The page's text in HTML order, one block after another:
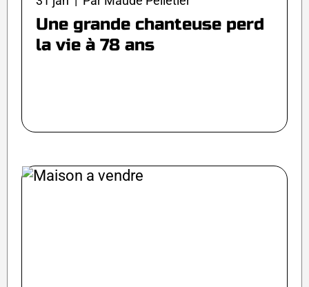
Une grande chanteuse perd
la vie à 78 ans